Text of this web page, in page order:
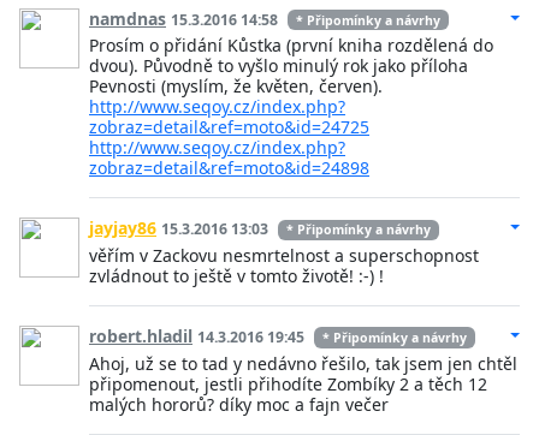
namdnas 15.3.2016 14:58 * Připomínky a návrhy
Prosím o přidání Kůstka (první kniha rozdělená do
dvou). Původně to vyšlo minulý rok jako příloha
Pevnosti (myslím, že květen, červen).
http://www.seqoy.cz/index.php?
zobraz=detail&ref=moto&id=24725
http://www.seqoy.cz/index.php?
zobraz=detail&ref=moto&id=24898
jayjay86 15.3.2016 13:03 * Připomínky a návrhy
věřím v Zackovu nesmrtelnost a superschopnost
zvládnout to ještě v tomto životě! :-) !
robert.hladil 14.3.2016 19:45 * Připomínky a návrhy
Ahoj, už se to tad y nedávno řešilo, tak jsem jen chtěl
připomenout, jestli přihodíte Zombíky 2 a těch 12
malých hororů? díky moc a fajn večer